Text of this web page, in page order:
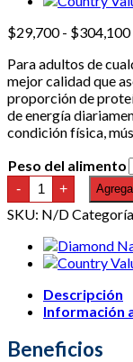
$29,700 - $304,100
Para adultos de
mejor calidad que
proporción de
de energía
condición física,
Peso del alimento
- Diamond
Naturals
Perro
Adulto
Sabor
Cordero
y
cantidad
+
SKU: N/D
Descripción
Información
Beneficios